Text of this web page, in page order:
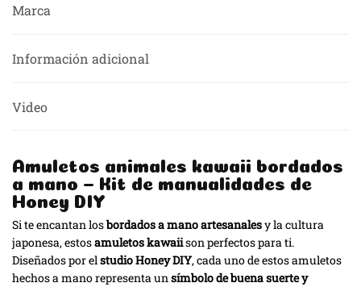
Marca
Información adicional
Video
Amuletos animales kawaii bordados
a mano – Kit de manualidades de
Honey DIY
Si te encantan losbordados a mano artesanalesy la cultura
japonesa, estosamuletos kawaiison perfectos para ti.
Diseñados por elstudio Honey DIY, cada uno de estos amuletos
hechos a mano representa unsímbolo de buena suerte y